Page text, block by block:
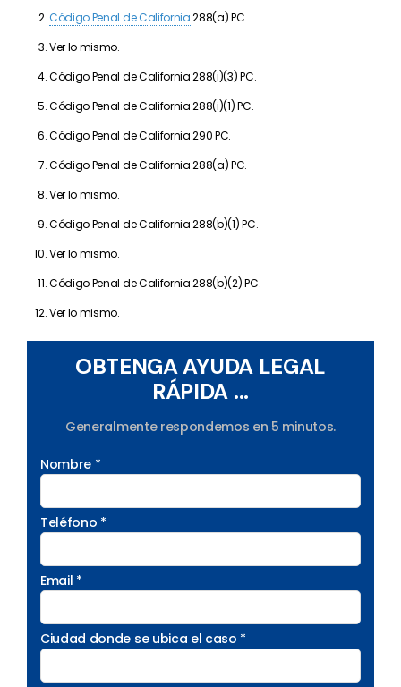
Código Penal de California288(a) PC.
Ver lo mismo.
Código Penal de California 288(i)(3) PC.
Código Penal de California 288(i)(1) PC.
Código Penal de California 290 PC.
Código Penal de California 288(a) PC.
Ver lo mismo.
Código Penal de California 288(b)(1) PC.
Ver lo mismo.
Código Penal de California 288(b)(2) PC.
Ver lo mismo.
OBTENGA AYUDA LEGAL
RÁPIDA ...
Generalmente respondemos en 5 minutos.
Nombre *
Teléfono *
Email *
Ciudad donde se ubica el caso *